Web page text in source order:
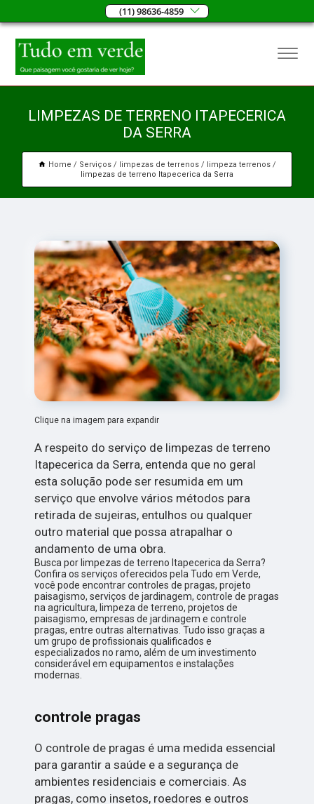
(11) 98636-4859
LIMPEZAS DE TERRENO ITAPECERICA
DA SERRA
Home Serviços limpezas de terrenos
limpeza terrenos
limpezas de terreno Itapecerica da Serra
Clique na imagem para expandir
A respeito do serviço de limpezas de terreno
Itapecerica da Serra, entenda que no geral
esta solução pode ser resumida em um
serviço que envolve vários métodos para
retirada de sujeiras, entulhos ou qualquer
outro material que possa atrapalhar o
andamento de uma obra.
Busca por limpezas de terreno Itapecerica da Serra?
Confira os serviços oferecidos pela Tudo em Verde,
você pode encontrar controles de pragas, projeto
paisagismo, serviços de jardinagem, controle de pragas
na agricultura, limpeza de terreno, projetos de
paisagismo, empresas de jardinagem e controle
pragas, entre outras alternativas. Tudo isso graças a
um grupo de profissionais qualificados e
especializados no ramo, além de um investimento
considerável em equipamentos e instalações
modernas.
controle pragas
O controle de pragas é uma medida essencial
para garantir a saúde e a segurança de
ambientes residenciais e comerciais. As
pragas, como insetos, roedores e outros